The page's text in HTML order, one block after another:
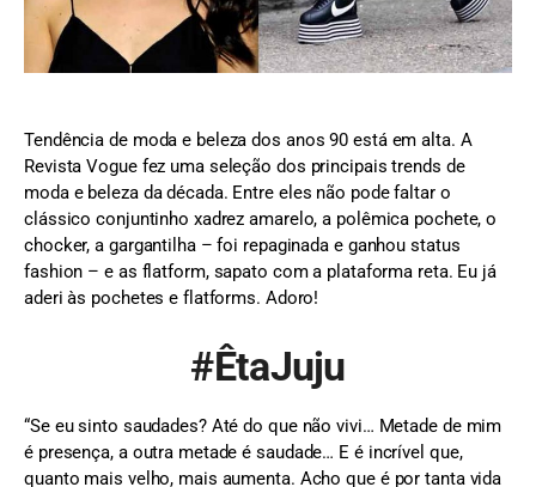
Tendência de moda e beleza dos anos 90 está em alta. A
Revista Vogue fez uma seleção dos principais trends de
moda e beleza da década. Entre eles não pode faltar o
clássico conjuntinho xadrez amarelo, a polêmica pochete, o
chocker, a gargantilha – foi repaginada e ganhou status
fashion – e as flatform, sapato com a plataforma reta. Eu já
aderi às pochetes e flatforms. Adoro!
#ÊtaJuju
“Se eu sinto saudades? Até do que não vivi… Metade de mim
é presença, a outra metade é saudade… E é incrível que,
quanto mais velho, mais aumenta. Acho que é por tanta vida